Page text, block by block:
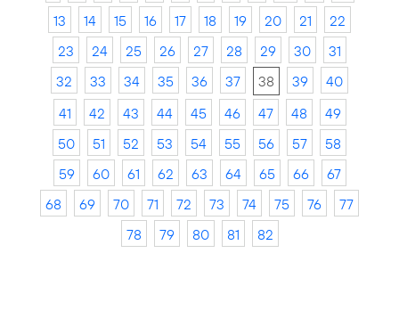
13
14 15 16 17 18 19 20 21
22
23
24 25 26 27 28 29 30
31
32
33 34 35 36 37 38 39
40
41
42 43 44 45 46 47 48
49
50
51 52 53 54 55 56 57
58
59
60 61 62 63 64 65 66
67
68
69 70 71 72 73 74 75 76
77
78
79 80 81 82